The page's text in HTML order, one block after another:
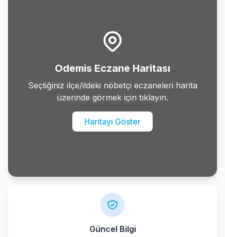
Odemis Eczane Haritası
Seçtiğiniz ilçe/ildeki nöbetçi eczaneleri harita
üzerinde görmek için tıklayın.
Haritayı Göster
Güncel Bilgi